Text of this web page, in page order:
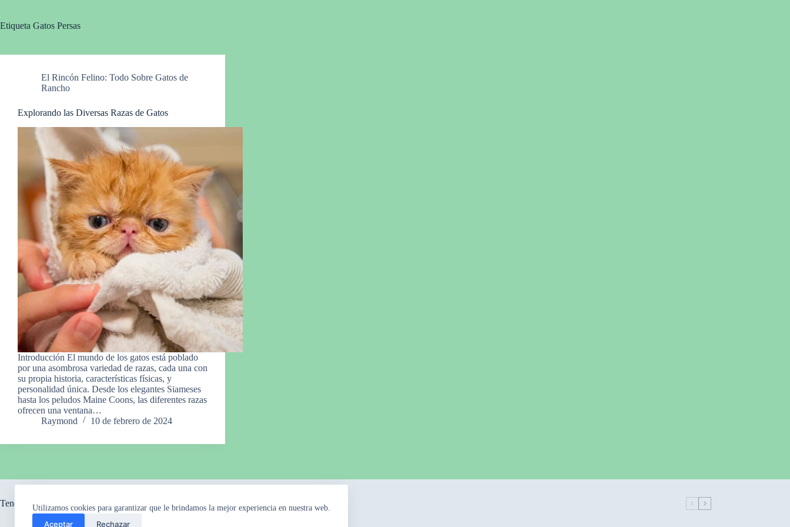
Utilizamos cookies para garantizar que le brindamos la mejor experiencia en nuestra web.
Aceptar Rechazar
Etiqueta Gatos Persas
El Rincón Felino: Todo Sobre Gatos de
Rancho
Explorando las Diversas Razas de Gatos
Introducción El mundo de los gatos está poblado
por una asombrosa variedad de razas, cada una con
su propia historia, características físicas, y
personalidad única. Desde los elegantes Siameses
hasta los peludos Maine Coons, las diferentes razas
ofrecen una ventana…
Raymond
10 de febrero de 2024
Tendencia ahora